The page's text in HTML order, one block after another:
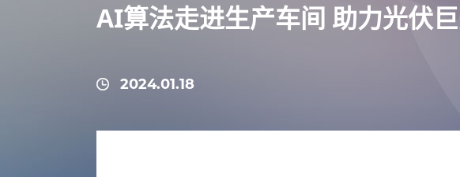
AI算法走进生产车间 助力光伏
2024.01.18